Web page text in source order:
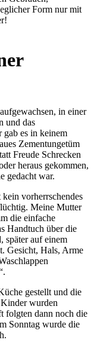
Form nur mit
in einer
und das
gab es in keinem
Zementungetüm
Freude Schrecken
heraus gekommen,
gedacht war.
vorherrschendes
Meine Mutter
die einfache
Handtuch über die
später auf einem
Gesicht, Hals, Arme
.
gestellt und die
wurden
folgten dann noch die
Sonntag wurde die